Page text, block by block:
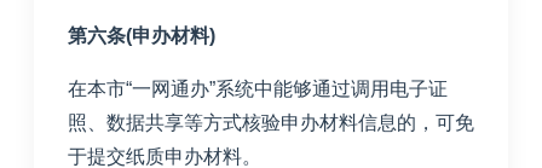
第六条(申办材料)
在本市“一网通办”系统中能够通过调用电子证
照、数据共享等方式核验申办材料信息的，可免
于提交纸质申办材料。